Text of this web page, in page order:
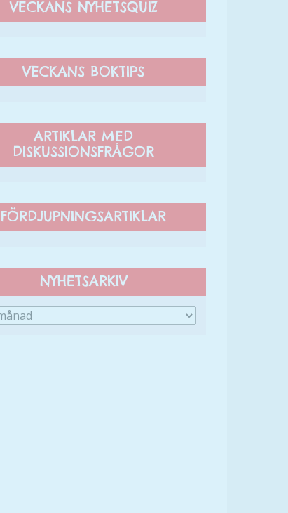
VECKANS NYHETSQUIZ
VECKANS BOKTIPS
ARTIKLAR MED
DISKUSSIONSFRÅGOR
FÖRDJUPNINGSARTIKLAR
NYHETSARKIV